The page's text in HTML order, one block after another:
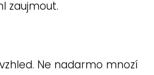
zaujmout.
Ne nadarmo mnozí